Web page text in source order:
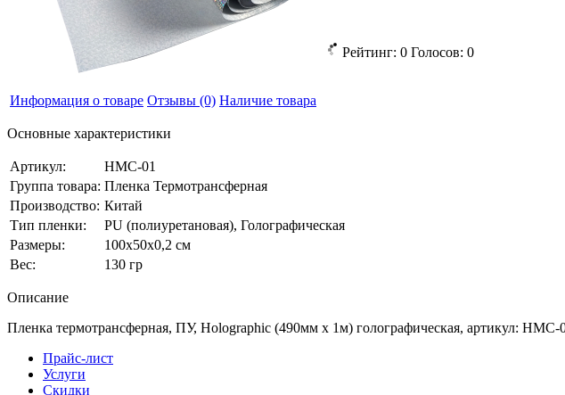
Рейтинг: 0 Голосов: 0
Информация о товаре Отзывы (0) Наличие товара
Основные характеристики
Артикул:
HMC-01
Группа товара: Пленка Термотрансферная
Производство: Китай
Тип пленки:
PU (полиуретановая), Голографическая
Размеры:
100x50x0,2 см
Вес:
130 гр
Описание
Пленка термотрансферная, ПУ, Holographic (490мм x 1м) голографическая, артикул:
Прайс-лист
Услуги
Скидки